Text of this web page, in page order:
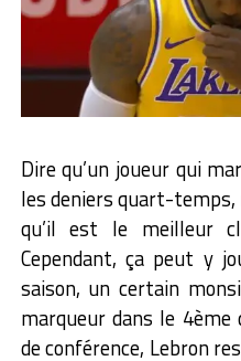
Dire qu’un joueur qui
les deniers quart-
qu’il est le meilleur
Cependant, ça peut y
saison, un certain
marqueur dans le
de conférence, Lebron